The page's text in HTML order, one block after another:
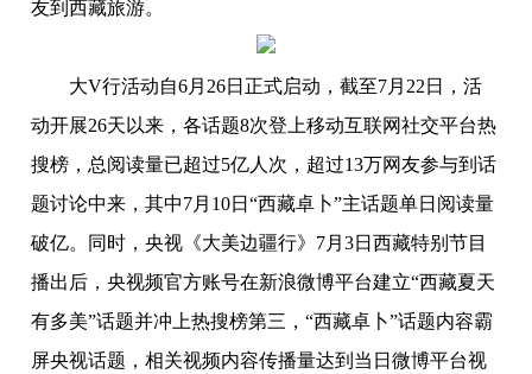
友到西藏旅游。
大V行活动自6月26日正式启动，截至7月22日，活
动开展26天以来，各话题8次登上移动互联网社交平台热
搜榜，总阅读量已超过5亿人次，超过13万网友参与到话
题讨论中来，其中7月10日“西藏卓卜”主话题单日阅读量
破亿。同时，央视《大美边疆行》7月3日西藏特别节目
播出后，央视频官方账号在新浪微博平台建立“西藏夏天
有多美”话题并冲上热搜榜第三，“西藏卓卜”话题内容霸
屏央视话题，相关视频内容传播量达到当日微博平台视